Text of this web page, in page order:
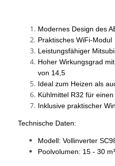
Modernes Design des
Praktisches WiFi-Modul
Leistungsfähiger
Hoher Wirkungsgrad
von 14,5
Ideal zum Heizen als
Kühlmittel R32 für
Inklusive praktischer
Technische Daten:
Modell: Vollinverter
Poolvolumen: 15 - 30 m³